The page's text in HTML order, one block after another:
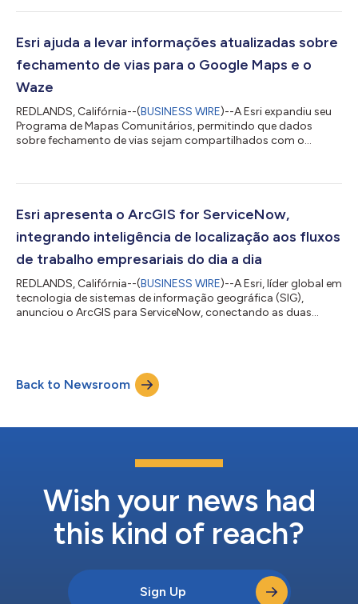
conhecimento e as ferramentas necessários para integrar
mundo real. À medida que a GeoAI continua transformando o
modo como as organi...
Esri ajuda a levar informações atualizadas sobre
fechamento de vias para o Google Maps e o
Waze
REDLANDS, Califórnia--(BUSINESS WIRE)--A Esri expandiu seu
Programa de Mapas Comunitários, permitindo que dados
sobre fechamento de vias sejam compartilhados com o
uma forma de os usuários compartilharem facilmente
principais provedores de mapas, permitindo que eles atualizem
seus mapas com essas informações importantes. A solução...
Esri apresenta o ArcGIS for ServiceNow,
integrando inteligência de localização aos fluxos
de trabalho empresariais do dia a dia
REDLANDS, Califórnia--(BUSINESS WIRE)--A Esri, líder global em
tecnologia de sistemas de informação geográfica (SIG),
anunciou o ArcGIS para ServiceNow, conectando as duas
de diversos setores, incluindo empresas, governos estaduais e
locais, concessionárias de serviços públicos, energia, comércio,
Back to Newsroom
Wish your news had
this kind of reach?
Sign Up